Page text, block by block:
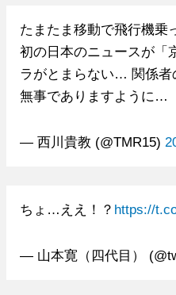
たまたま移動で飛行機乗
初の日本のニュースが「
ラがとまらない… 関係者
無事でありますように…
— 西川貴教 (@TMR15)
ちょ…ええ！？ https://
— 山本寛（四代目）